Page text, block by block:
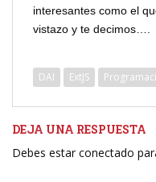
interesantes como el
vistazo y te decimos….
DAI ExtJS
DEJA UNA RESPUESTA
Debes estar conectado